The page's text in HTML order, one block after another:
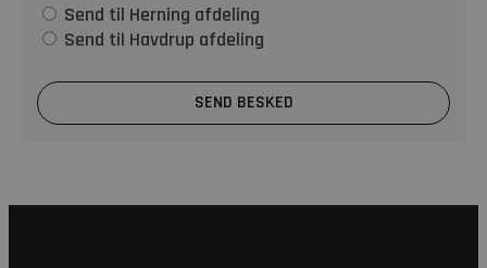
Send til Herning afdeling
Send til Havdrup afdeling
SEND BESKED